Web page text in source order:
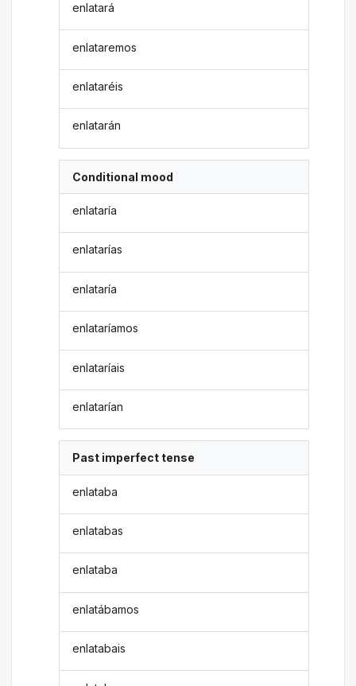
enlatará
enlataremos
enlataréis
enlatarán
Conditional mood
enlataría
enlatarías
enlataría
enlataríamos
enlataríais
enlatarían
Past imperfect tense
enlataba
enlatabas
enlataba
enlatábamos
enlatabais